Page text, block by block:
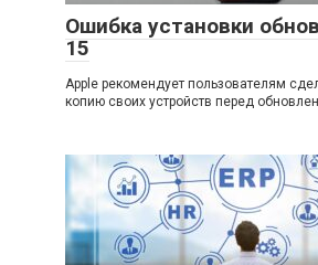
Ошибка установки
15
Apple рекомендует пользователям
копию своих устройств перед